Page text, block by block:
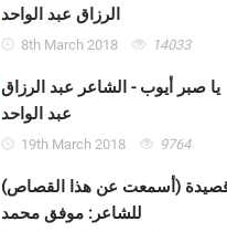
الرزاق عبد الواحد
8th March 2018 14033
يا صبر أيوب - الشاعر عبد الرزاق
عبد الواحد
19th March 2018 9764
(أسمعت عن هذا القصاص)
للشاعر: موفق محمد